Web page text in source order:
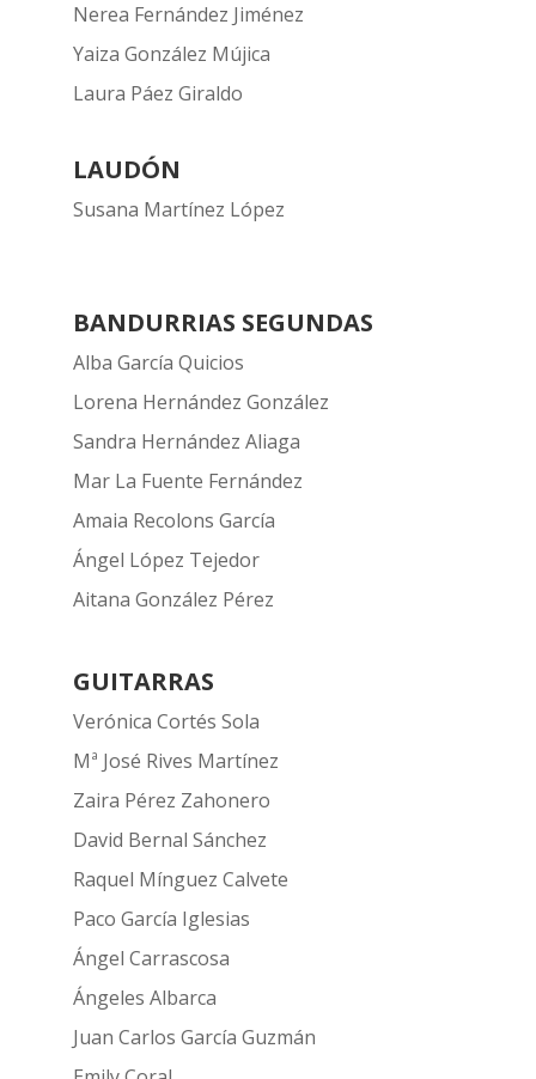
Nerea Fernández Jiménez
Yaiza González Mújica
Laura Páez Giraldo
LAUDÓN
Susana Martínez López
BANDURRIAS SEGUNDAS
Alba García Quicios
Lorena Hernández González
Sandra Hernández Aliaga
Mar La Fuente Fernández
Amaia Recolons García
Ángel López Tejedor
Aitana González Pérez
GUITARRAS
Verónica Cortés Sola
Mª José Rives Martínez
Zaira Pérez Zahonero
David Bernal Sánchez
Raquel Mínguez Calvete
Paco García Iglesias
Ángel Carrascosa
Ángeles Albarca
Juan Carlos García Guzmán